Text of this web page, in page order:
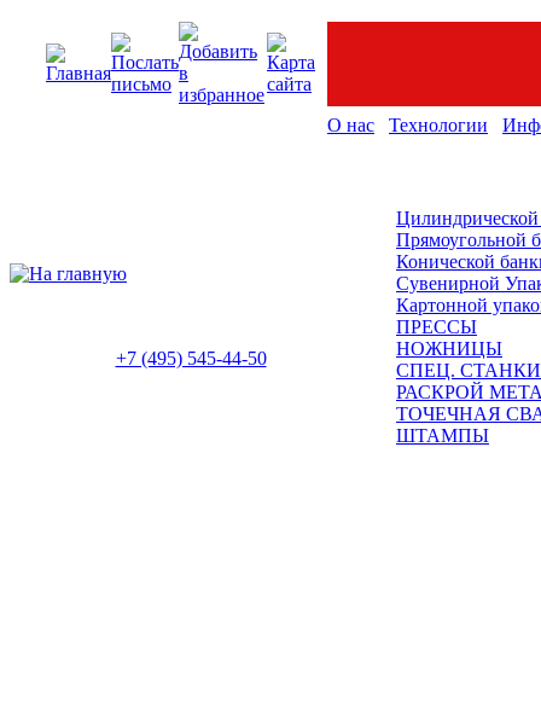
О нас Технологии
+7 (495) 545-44-50
Прямоугольной
Конической
Сувенирной
Картонной
ПРЕССЫ
НОЖНИЦЫ
СПЕЦ. СТАНКИ
РАСКРОЙ
ТОЧЕЧНАЯ
ШТАМПЫ